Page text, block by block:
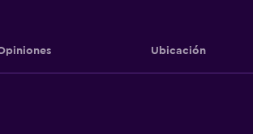
Ubicación